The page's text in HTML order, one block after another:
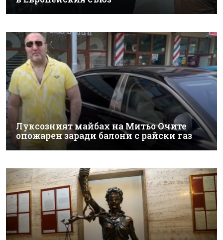
Луксозният майбах на Митьо Очите
опожарен заради балони с райски газ